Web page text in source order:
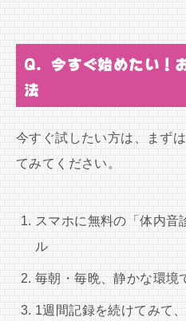
Q. 今すぐ始めたい！
法
今すぐ試したい方は、まず
てみてください。
スマホに無料の「体内音
ル
毎朝・毎晩、静かな環境
1週間記録を続けてみて